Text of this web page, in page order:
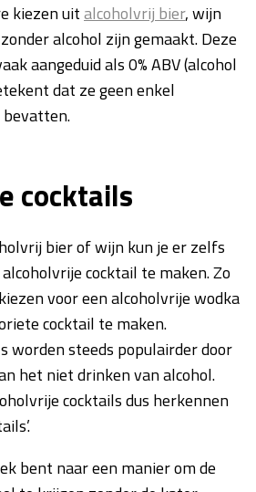
kiezen uitalcoholvrij bier, wijn
alcohol zijn gemaakt. Deze
aangeduid als 0% ABV (alcohol
dat ze geen enkel
cocktails
bier of wijn kun je er zelfs
cocktail te maken. Zo
voor een alcoholvrije wodka
cocktail te maken.
worden steeds populairder door
het niet drinken van alcohol.
cocktails dus herkennen
bent naar een manier om de